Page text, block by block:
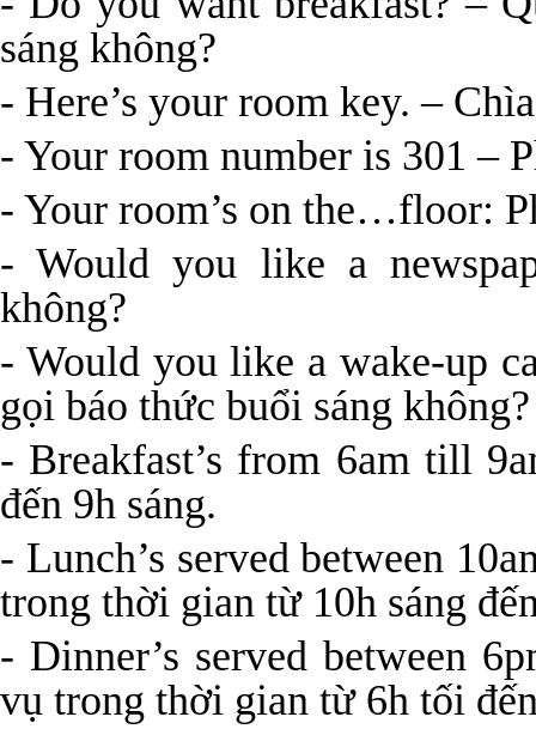
sáng không?
- Here’s your room key. –
- Your room number is 301 –
- Your room’s on the…floor:
- Would you like a
không?
- Would you like a wake-up
gọi báo thức buổi sáng không?
- Breakfast’s from 6am till
đến 9h sáng.
- Lunch’s served between
trong thời gian từ 10h sáng
- Dinner’s served between
vụ trong thời gian từ 6h tối